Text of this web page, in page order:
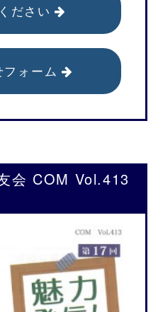
ださい
ォーム
会 COM Vol.413